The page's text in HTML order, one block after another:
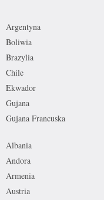
Argentyna
Boliwia
Brazylia
Chile
Ekwador
Gujana
Gujana Francuska
Albania
Andora
Armenia
Austria